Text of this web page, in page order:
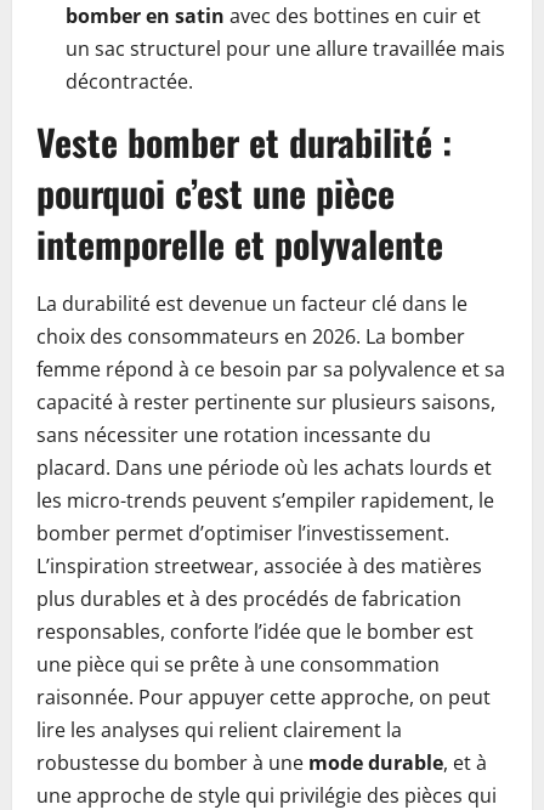
bomber en satin avec des bottines en cuir et
un sac structurel pour une allure travaillée mais
décontractée.
Veste bomber et durabilité :
pourquoi c’est une pièce
intemporelle et polyvalente
La durabilité est devenue un facteur clé dans le
choix des consommateurs en 2026. La bomber
femme répond à ce besoin par sa polyvalence et sa
capacité à rester pertinente sur plusieurs saisons,
sans nécessiter une rotation incessante du
placard. Dans une période où les achats lourds et
les micro-trends peuvent s’empiler rapidement, le
bomber permet d’optimiser l’investissement.
L’inspiration streetwear, associée à des matières
plus durables et à des procédés de fabrication
responsables, conforte l’idée que le bomber est
une pièce qui se prête à une consommation
raisonnée. Pour appuyer cette approche, on peut
lire les analyses qui relient clairement la
robustesse du bomber à une mode durable, et à
une approche de style qui privilégie des pièces qui